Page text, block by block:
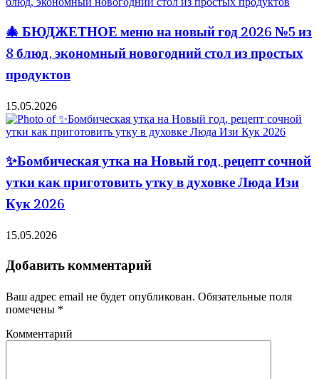
🎄 БЮДЖЕТНОЕ меню на новый год 2026 №5 из
8 блюд, экономный новогодний стол из простых
продуктов
15.05.2026
✨Бомбическая утка на Новый год, рецепт сочной
утки как приготовить утку в духовке Люда Изи
Кук 2026
15.05.2026
Добавить комментарий
Ваш адрес email не будет опубликован. Обязательные поля
помечены *
Комментарий